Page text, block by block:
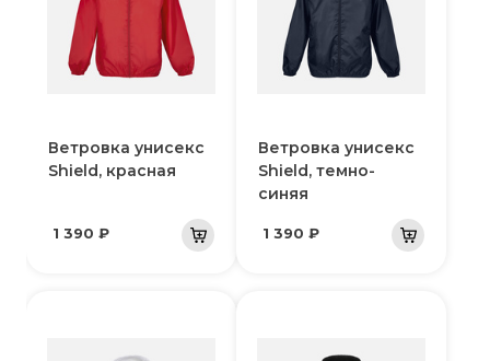
Ветровка унисекс
Shield, красная
1 390 ₽
Ветровка унисекс
Shield, темно-
синяя
1 390 ₽